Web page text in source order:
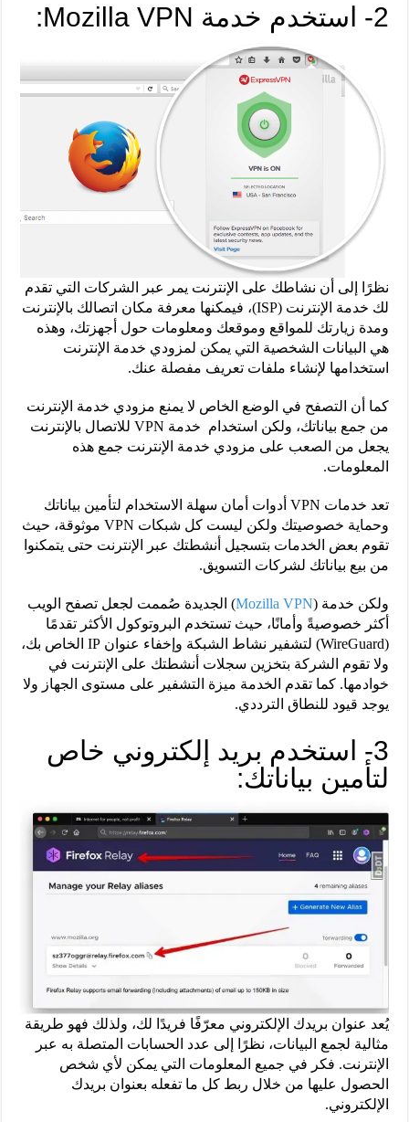
2- استخدم خدمة Mozilla VPN:
نظرًا إلى أن نشاطك على الإنترنت يمر عبر الشركات التي تقدم
لك خدمة الإنترنت (ISP)، فيمكنها معرفة مكان اتصالك بالإنترنت
ومدة زيارتك للمواقع وموقعك ومعلومات حول أجهزتك، وهذه
هي البيانات الشخصية التي يمكن لمزودي خدمة الإنترنت
استخدامها لإنشاء ملفات تعريف مفصلة عنك.
كما أن التصفح في الوضع الخاص لا يمنع مزودي خدمة الإنترنت
من جمع بياناتك، ولكن استخدام خدمة VPN للاتصال بالإنترنت
يجعل من الصعب على مزودي خدمة الإنترنت جمع هذه
المعلومات.
تعد خدمات VPN أدوات أمان سهلة الاستخدام لتأمين بياناتك
وحماية خصوصيتك ولكن ليست كل شبكات VPN موثوقة، حيث
تقوم بعض الخدمات بتسجيل أنشطتك عبر الإنترنت حتى يتمكنوا
من بيع بياناتك لشركات التسويق.
ولكن خدمة (Mozilla VPN) الجديدة صُممت لجعل تصفح الويب
أكثر خصوصيةً وأمانًا، حيث تستخدم البروتوكول الأكثر تقدمًا
(WireGuard) لتشفير نشاط الشبكة وإخفاء عنوان IP الخاص بك،
ولا تقوم الشركة بتخزين سجلات أنشطتك على الإنترنت في
خوادمها. كما تقدم الخدمة ميزة التشفير على مستوى الجهاز ولا
يوجد قيود للنطاق الترددي.
3- استخدم بريد إلكتروني خاص
لتأمين بياناتك:
يُعد عنوان بريدك الإلكتروني معرّفًا فريدًا لك، ولذلك فهو طريقة
مثالية لجمع البيانات، نظرًا إلى عدد الحسابات المتصلة به عبر
الإنترنت. فكر في جميع المعلومات التي يمكن لأي شخص
الحصول عليها من خلال ربط كل ما تفعله بعنوان بريدك
الإلكتروني.